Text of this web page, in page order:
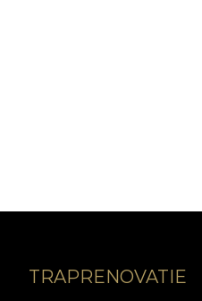
TRAPRENOVATIE